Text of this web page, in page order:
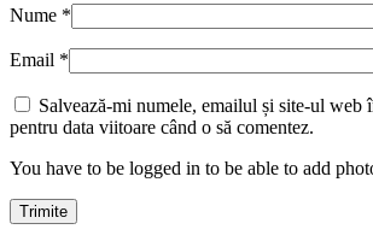
Nume *
Email *
Salvează-mi numele, emailul și site-ul web
pentru data viitoare când o să comentez.
You have to be logged in to be able to add